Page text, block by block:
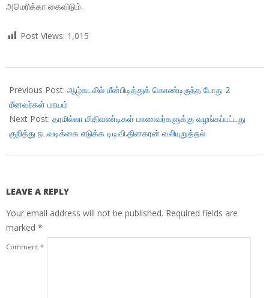
அமெரிக்கா கைவிடும்.
Post Views: 1,015
12-
02
Previous Post: ஆழ்கடலில் மீன்பிடித்துக் கொண்டிருந்த போது 2
மீனவர்கள் மாயம்
Next Post: தரமில்லா மிதிவண்டிகள் மாணவர்களுக்கு வழங்கப்பட்டது
குறித்து நடவடிக்கை எடுக்க டிடிவி.தினகரன் வலியுறுத்தல்
LEAVE A REPLY
Your email address will not be published. Required fields are
marked *
Comment *